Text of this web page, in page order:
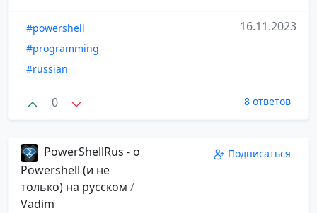
#powershell
#programming
#russian
16.11.2023
0 8 ответов
PowerShellRus - о
Powershell (и не
только) на русском /
Vadim
Подписаться